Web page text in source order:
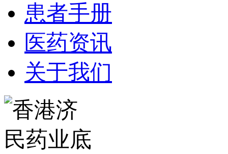
患者手册
医药资讯
关于我们